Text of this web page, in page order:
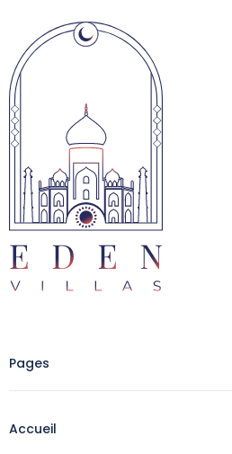
Pages
Accueil